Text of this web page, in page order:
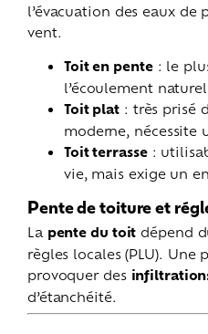
l’évacuation des eaux de
vent.
Toit en pente: le
l’écoulement naturel
Toit plat : très prisé
moderne, nécessite
Toit terrasse:
vie, mais exige un
Pente de toiture et
La pente du toit dépend
règles locales (PLU).
provoquer des
d’étanchéité.